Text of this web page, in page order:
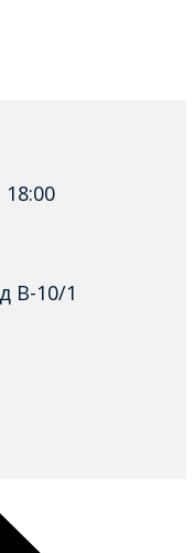
В-10/1